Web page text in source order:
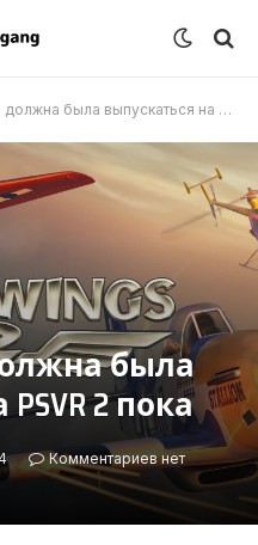
была выпускаться на PSVR 2 пока
была
2 пока
Комментариев нет